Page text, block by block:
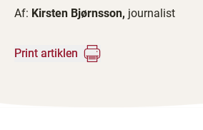
Af: Kirsten Bjørnsson, journalist
Print artiklen